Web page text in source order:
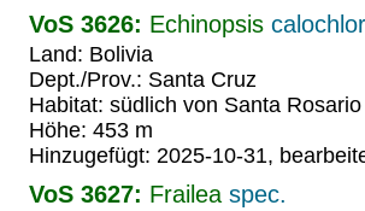
VoS 3626: Echinopsis
Land: Bolivia
Dept./Prov.: Santa Cruz
Habitat: südlich von Santa Rosario
Höhe: 453 m
Hinzugefügt: 2025-10-31,
VoS 3627: Frailea spec.